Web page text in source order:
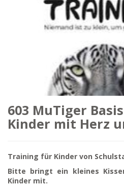
603 MuTiger
Kinder mit Herz
Training für Kinder von
Bitte bringt ein kleines
Kinder mit.